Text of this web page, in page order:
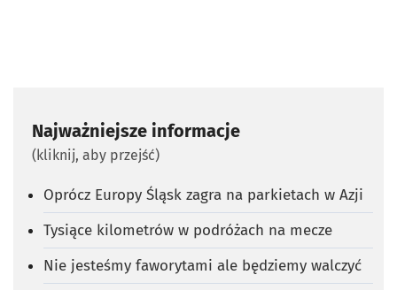
Najważniejsze informacje
(kliknij, aby przejść)
Oprócz Europy Śląsk zagra na parkietach w Azji
Tysiące kilometrów w podróżach na mecze
Nie jesteśmy faworytami ale będziemy walczyć